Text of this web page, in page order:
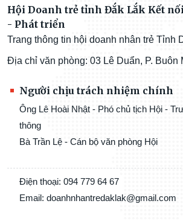
Hội Doanh trẻ tỉnh Đắk Lắk Kết
- Phát triển
Trang thông tin hội doanh nhân trẻ Tỉnh
Địa chỉ văn phòng: 03 Lê Duẩn, P. Buôn
Người chịu trách nhiệm chính
Ông Lê Hoài Nhật - Phó chủ tịch Hội -
thông
Bà Trần Lệ - Cán bộ văn phòng Hội
Điện thoại: 094 779 64 67
Email: doanhnhantredaklak@gmail.com